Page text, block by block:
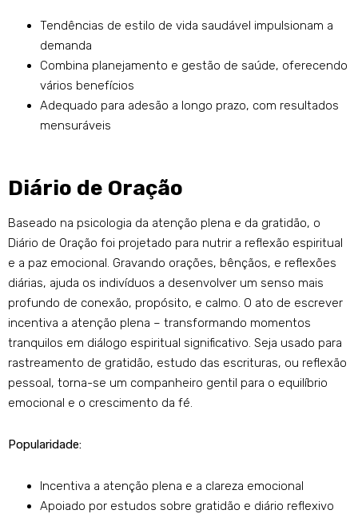
Tendências de estilo de vida saudável impulsionam a
demanda
Combina planejamento e gestão de saúde, oferecendo
vários benefícios
Adequado para adesão a longo prazo, com resultados
mensuráveis
Diário de Oração
Baseado na psicologia da atenção plena e da gratidão, o
Diário de Oração foi projetado para nutrir a reflexão espiritual
e a paz emocional. Gravando orações, bênçãos, e reflexões
diárias, ajuda os indivíduos a desenvolver um senso mais
profundo de conexão, propósito, e calmo. O ato de escrever
incentiva a atenção plena – transformando momentos
tranquilos em diálogo espiritual significativo. Seja usado para
rastreamento de gratidão, estudo das escrituras, ou reflexão
pessoal, torna-se um companheiro gentil para o equilíbrio
emocional e o crescimento da fé.
Popularidade:
Incentiva a atenção plena e a clareza emocional
Apoiado por estudos sobre gratidão e diário reflexivo